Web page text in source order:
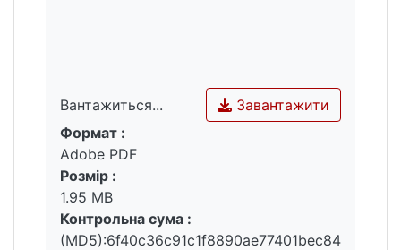
Вантажиться...
Вантажиться...
Завантажити
Формат :
Adobe PDF
Розмір :
1.95 MB
Контрольна сума :
(MD5):6f40c36c91c1f8890ae77401bec84